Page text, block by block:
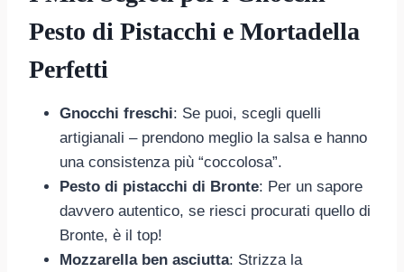
Pesto di Pistacchi e Mortadella
Perfetti
Gnocchi freschi: Se puoi, scegli quelli
artigianali – prendono meglio la salsa e hanno
una consistenza più “coccolosa”.
Pesto di pistacchi di Bronte: Per un sapore
davvero autentico, se riesci procurati quello di
Bronte, è il top!
Mozzarella ben asciutta: Strizza la